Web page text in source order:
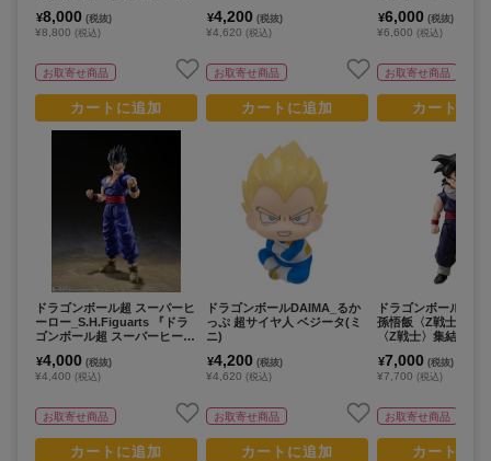
¥8,000 (税抜)
¥8,800 (税込)
お取寄せ商品
カートに追加
ドラゴンボール超 スーパーヒ
ーロー_S.H.Figuarts 『ドラ
ゴンボール超 スーパーヒーロ
PER HERO（再販版）
¥4,000 (税抜)
¥4,400 (税込)
お取寄せ商品
カートに追加
¥4,200 (税抜)
¥4,620 (税込)
お取寄せ商品
カートに追加
ドラゴンボールDAIMA_るか
っぷ 超サイヤ人 ベジータ(ミ
ニ)
¥4,200 (税抜)
¥4,620 (税込)
お取寄せ商品
カートに追加
¥6,000 (税抜)
¥6,600 (税込)
お取寄せ商品
カートに
ドラゴンボール
孫悟飯〈Z戦士〉（
〈Z戦士〉集結台座
¥7,000 (税抜)
¥7,700 (税込)
お取寄せ商品
カートに